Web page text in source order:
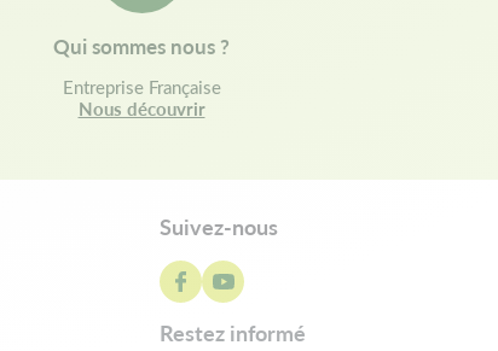
Qui sommes nous ?
Entreprise Française
Nous découvrir
Suivez-nous
restez informé